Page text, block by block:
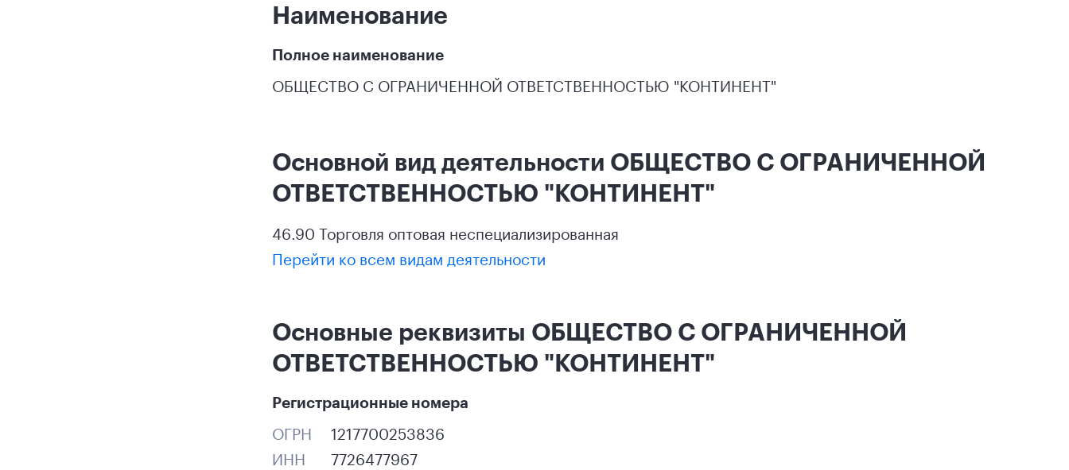
Наименование
Полное наименование
ОБЩЕСТВО С ОГРАНИЧЕННОЙ ОТВЕТСТВЕННОСТЬЮ "КОНТИНЕНТ"
Основной вид деятельности ОБЩЕСТВО С ОГРАНИЧЕННОЙ
ОТВЕТСТВЕННОСТЬЮ "КОНТИНЕНТ"
46.90 Торговля оптовая неспециализированная
Перейти ко всем видам деятельности
Основные реквизиты ОБЩЕСТВО С ОГРАНИЧЕННОЙ
ОТВЕТСТВЕННОСТЬЮ "КОНТИНЕНТ"
Регистрационные номера
ОГРН
1217700253836
ИНН
7726477967